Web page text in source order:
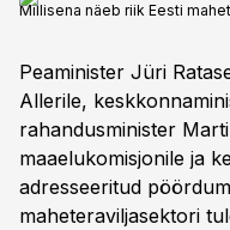
Millisena näeb riik Eesti
Peaminister Jüri
Allerile,
rahandusminister
maaelukomisjonile ja
adresseeritud
maheteraviljasektori